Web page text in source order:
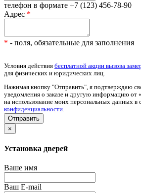
телефон в формате +7 (123) 456-78-90
Адрес *
* - поля, обязательные для заполнения
Условия действия бесплатной акции вызова
для физических и юридических лиц.
Нажимая кнопку "Отправить", я подтверждаю
уведомления о заказе и другую информацию от
на использование моих персональных данных в
конфиденциальности
×
Установка дверей
Ваше имя
Ваш E-mail